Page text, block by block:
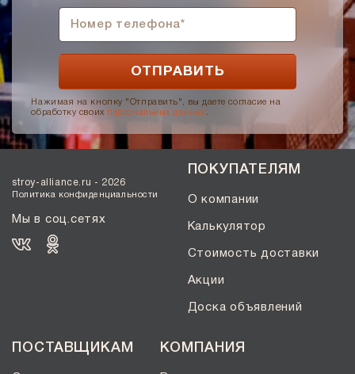
Нажимая на кнопку "Отправить", вы даете согласие на
обработку своих персональных данных .
stroy-alliance.ru - 2026
Политика конфиденциальности
Мы в соц.сетях
ПОКУПАТЕЛЯМ
О компании
Калькулятор
Стоимость доставки
Акции
Доска объявлений
ПОСТАВЩИКАМ КОМПАНИЯ